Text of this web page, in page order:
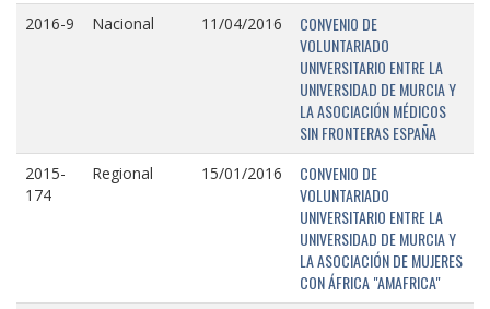
2016-9 Nacional 11/04/2016
CONVENIO DE
VOLUNTARIADO
UNIVERSITARIO ENTRE LA
UNIVERSIDAD DE MURCIA Y
LA ASOCIACIÓN MÉDICOS
SIN FRONTERAS ESPAÑA
2015-
174
Regional 15/01/2016
CONVENIO DE
VOLUNTARIADO
UNIVERSITARIO ENTRE LA
UNIVERSIDAD DE MURCIA Y
LA ASOCIACIÓN DE MUJERES
CON ÁFRICA "AMAFRICA"